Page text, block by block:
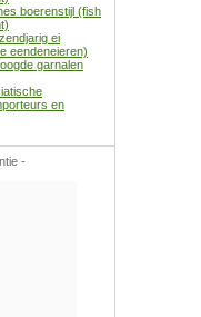
boerenstijl (fish
ei
eendeneieren)
garnalen
en
-